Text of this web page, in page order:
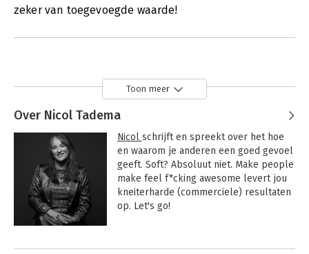
zeker van toegevoegde waarde!
Toon meer
Over Nicol Tadema
Nicol schrijft en spreekt over het hoe
en waarom je anderen een goed gevoel
geeft. Soft? Absoluut niet. Make people
make feel f*cking awesome levert jou
kneiterharde (commerciele) resultaten
op. Let's go!
dat je vertrekt vanuit de ander. Niet
Andere boeken door Nicol Tadema